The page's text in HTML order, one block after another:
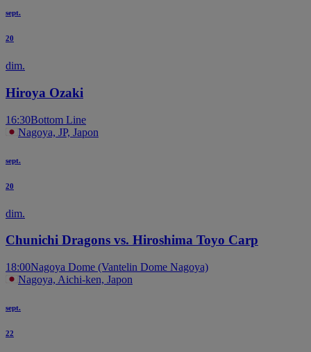
sept.
20
dim.
Hiroya Ozaki
16:30Bottom Line
Nagoya, JP, Japon
sept.
20
dim.
Chunichi Dragons vs. Hiroshima Toyo Carp
18:00Nagoya Dome (Vantelin Dome Nagoya)
Nagoya, Aichi-ken, Japon
sept.
22